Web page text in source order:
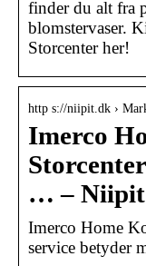
finder du alt fra
blomstervaser.
Storcenter her!
http s://niipit.dk ›
Imerco
… – Niipit
Imerco Home
service betyder